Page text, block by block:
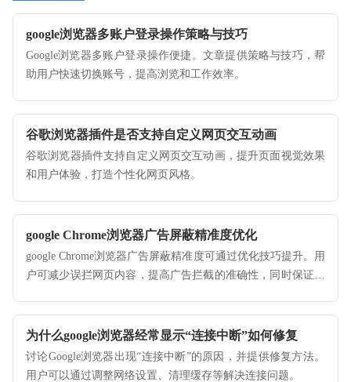
google浏览器多账户登录操作策略与技巧
Google浏览器多账户登录操作便捷。文章提供策略与技巧，帮
助用户快速切换账号，提高浏览和工作效率。
谷歌浏览器插件是否支持自定义网页交互动画
谷歌浏览器插件支持自定义网页交互动画，提升页面视觉效果
和用户体验，打造个性化网页风格。
google Chrome浏览器广告屏蔽精准度优化
google Chrome浏览器广告屏蔽精准度可通过优化技巧提升。用
户可减少误拦网页内容，提高广告拦截的准确性，同时保证浏
为什么google浏览器经常显示“连接中断”如何修复
讨论Google浏览器出现“连接中断”的原因，并提供修复方法。
用户可以通过调整网络设置、清理缓存等解决连接问题。